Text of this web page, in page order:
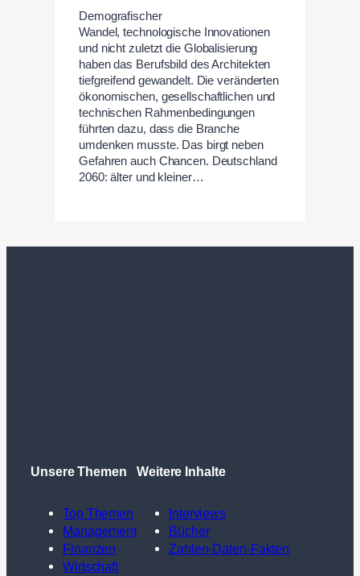
Demografischer
Wandel, technologische Innovationen
und nicht zuletzt die Globalisierung
haben das Berufsbild des Architekten
tiefgreifend gewandelt. Die veränderten
ökonomischen, gesellschaftlichen und
technischen Rahmenbedingungen
führten dazu, dass die Branche
umdenken musste. Das birgt neben
Gefahren auch Chancen. Deutschland
2060: älter und kleiner…
Unsere Themen
Top Themen
Management
Finanzen
Wirtschaft
Weitere Inhalte
Interviews
Bücher
Zahlen-Daten-Fakten